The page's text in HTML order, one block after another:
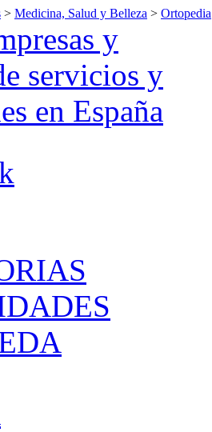
> Medicina, Salud y Belleza > Ortopedia